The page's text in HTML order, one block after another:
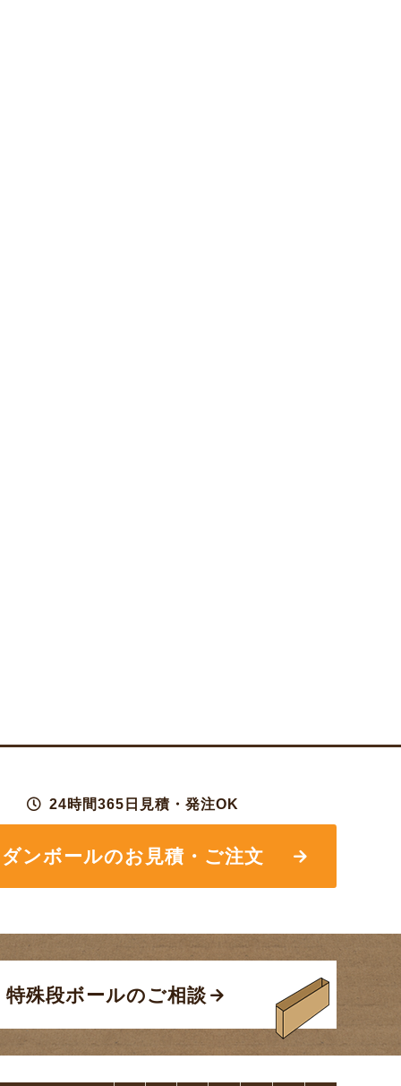
24時間365日見積・発注OK
ダンボールのお見積・ご注文
特殊段ボールのご相談